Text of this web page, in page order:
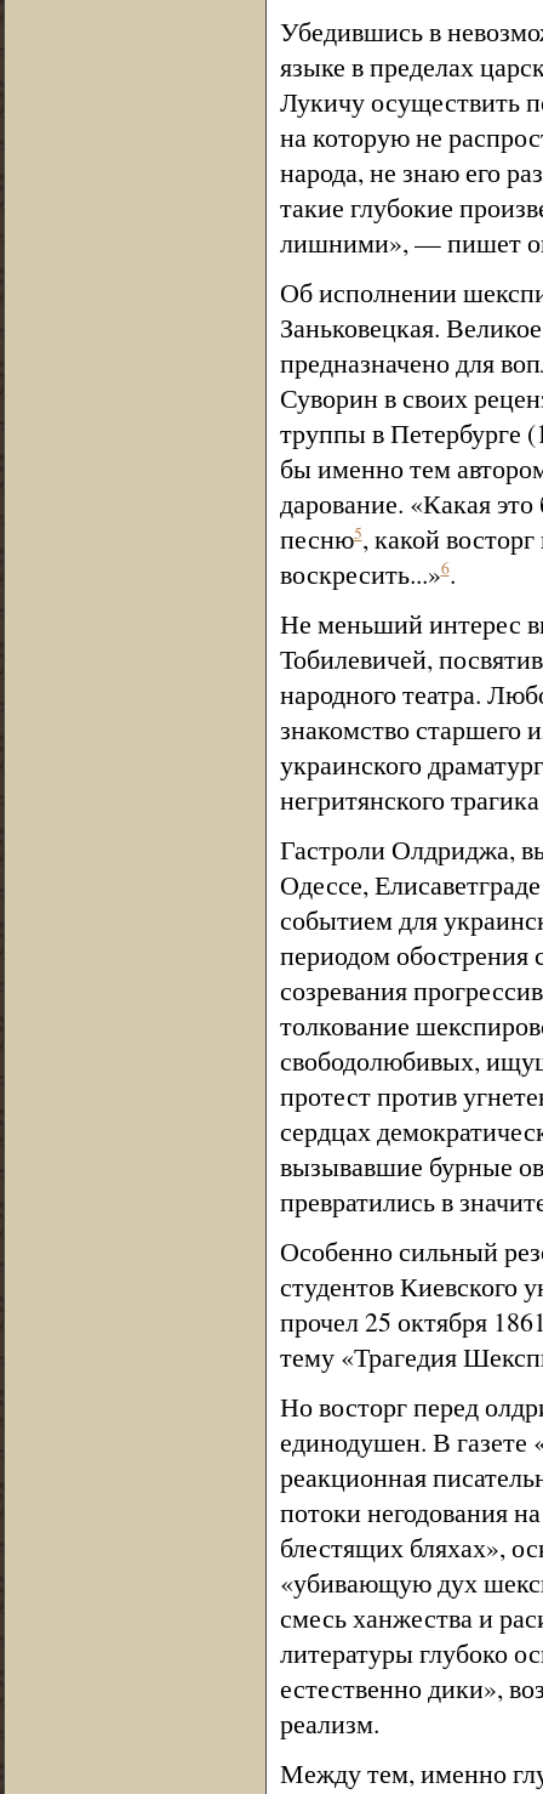
Убедившись в
языке в пределах
Лукичу осуществить
на которую не
народа, не знаю его
такие глубокие
лишними», — пишет
Об исполнении
Заньковецкая.
предназначено для
Суворин в своих
труппы в Петербурге
бы именно тем
дарование. «Какая
песню5, какой
воскресить...»6.
Не меньший интерес
Тобилевичей,
народного театра.
знакомство
украинского
негритянского
Гастроли Олдриджа,
Одессе,
событием для
периодом обострения
созревания
толкование
свободолюбивых,
протест против
сердцах
вызывавшие бурные
превратились в
Особенно сильный
студентов Киевского
прочел 25 октября
тему «Трагедия
Но восторг перед
единодушен. В газете
реакционная
потоки негодования
блестящих бляхах»,
«убивающую дух
смесь ханжества и
литературы глубоко
естественно дики»,
реализм.
Между тем, именно